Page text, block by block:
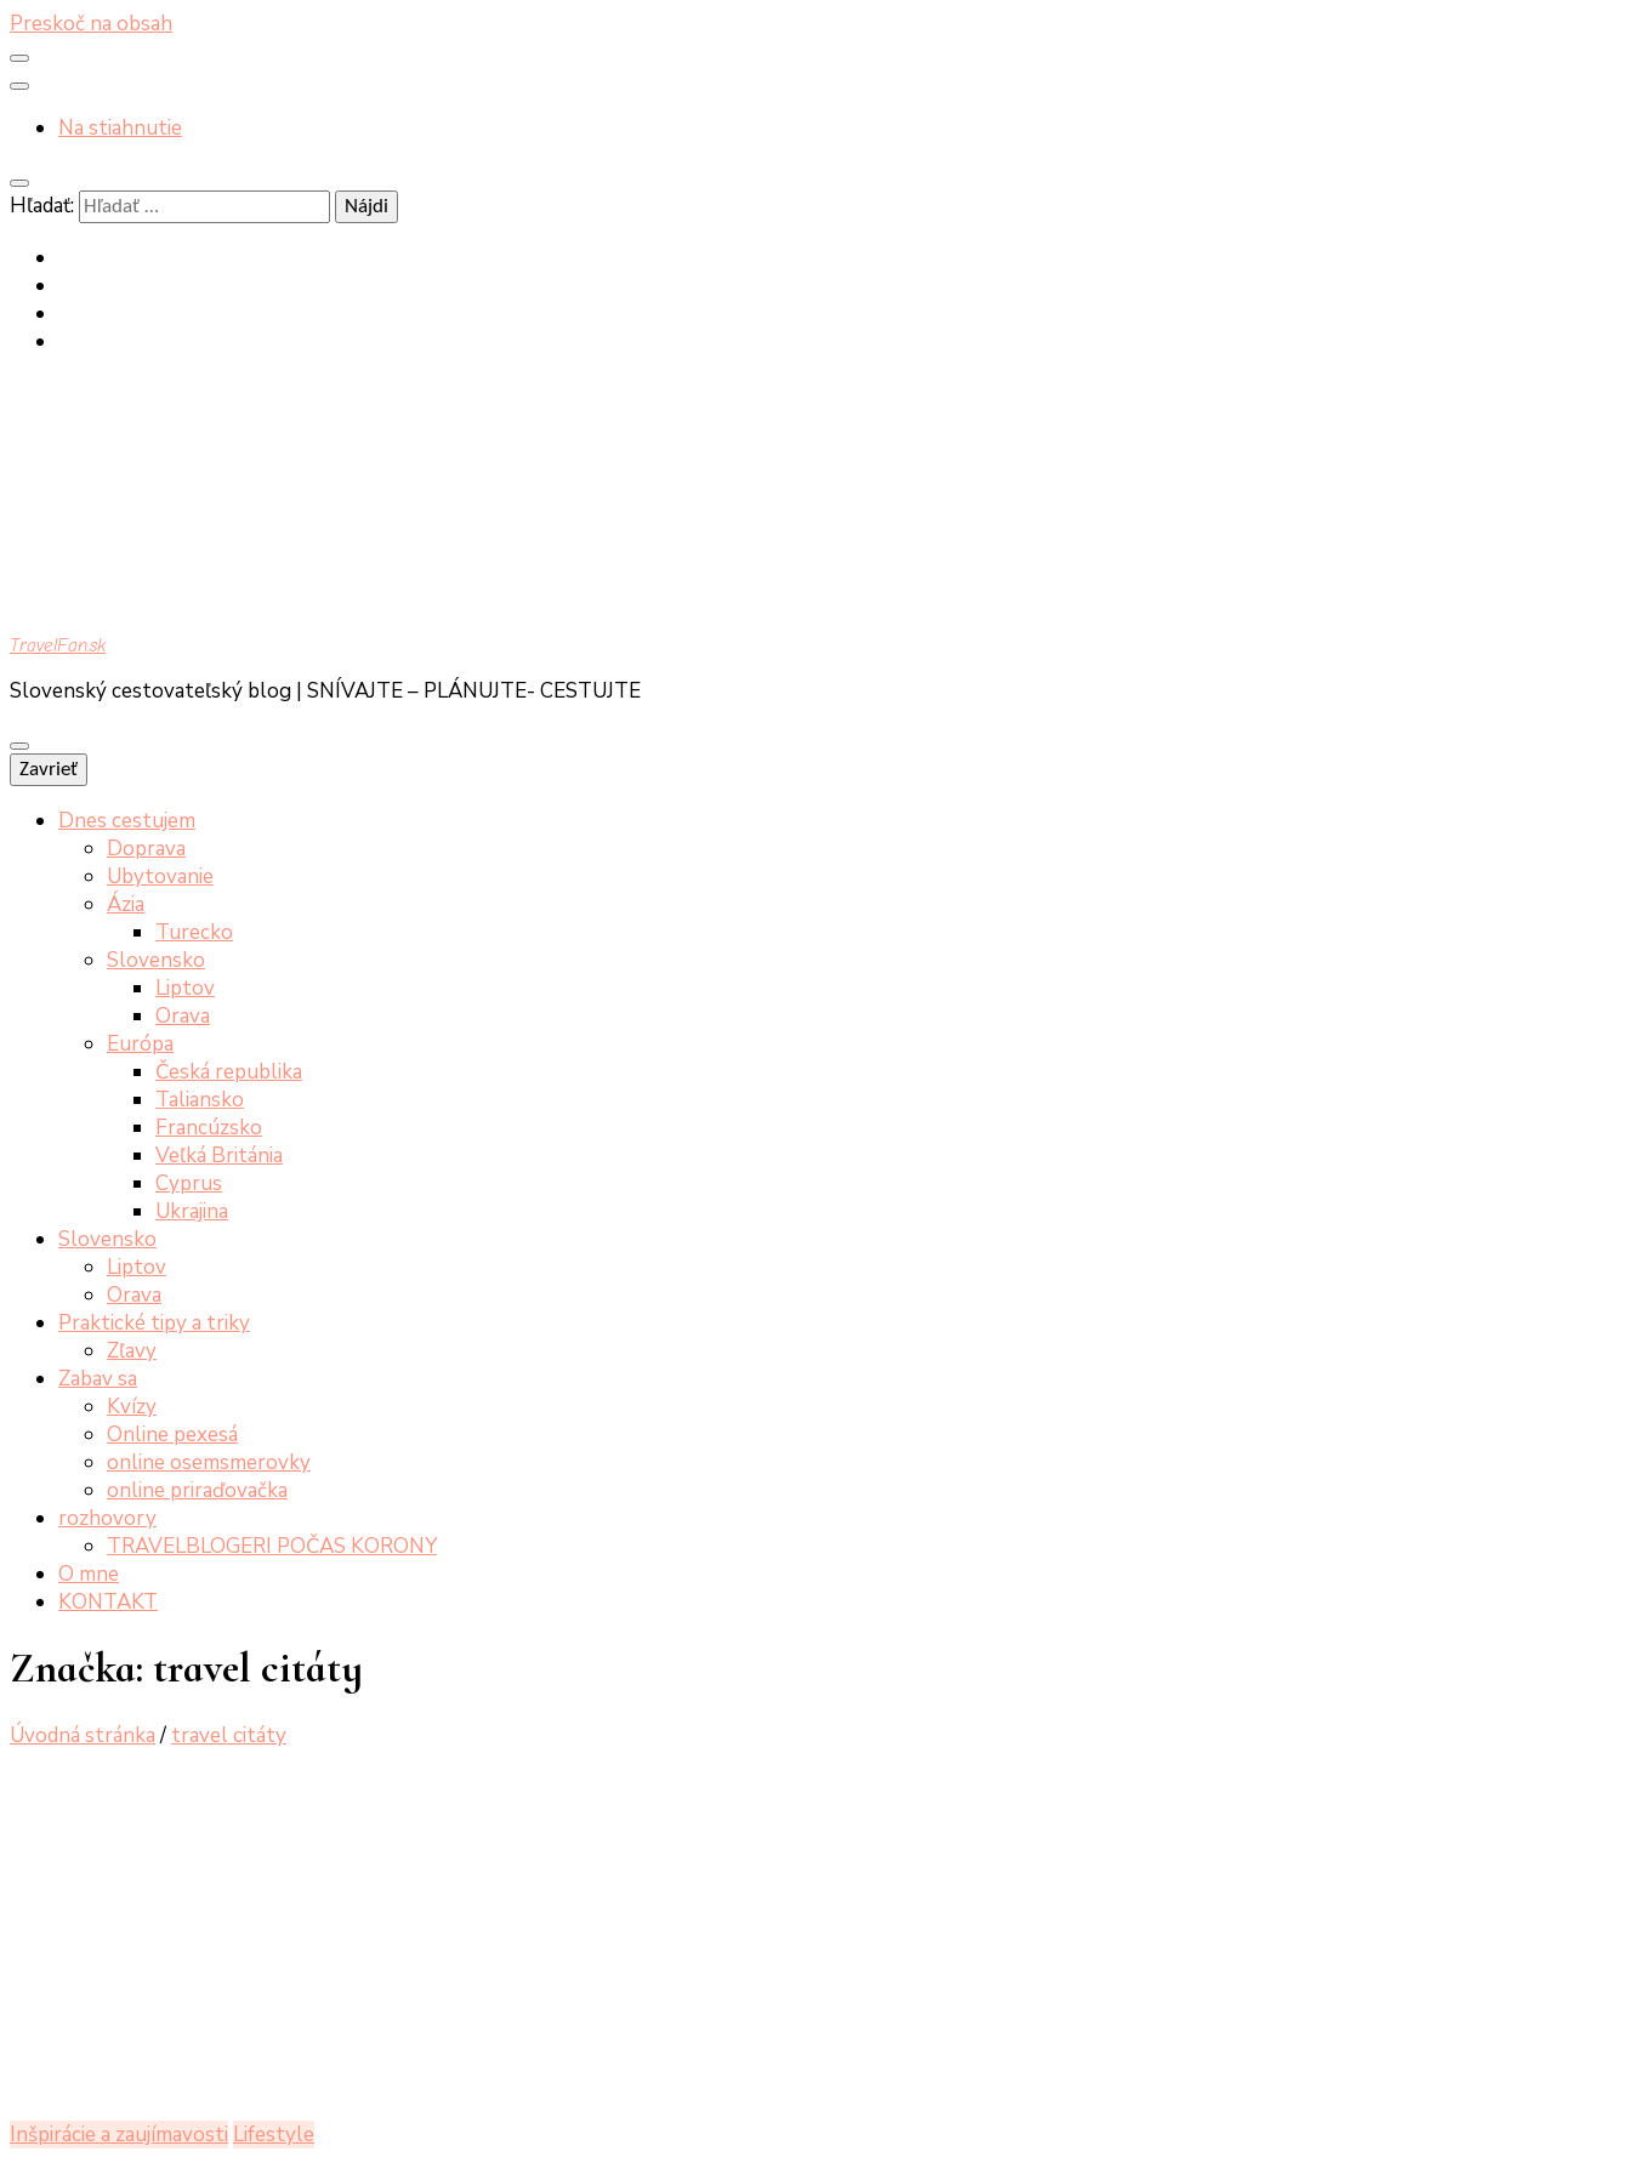
Preskoč na obsah
Na stiahnutie
Hľadať:
TravelFan.sk
Slovenský cestovateľský blog | SNÍVAJTE – PLÁNUJTE- CESTUJTE
Zavrieť
Dnes cestujem
Doprava
Ubytovanie
Ázia
Turecko
Slovensko
Liptov
Orava
Európa
Česká republika
Taliansko
Francúzsko
Veľká Británia
Cyprus
Ukrajina
Slovensko
Liptov
Orava
Praktické tipy a triky
Zľavy
Zabav sa
Kvízy
Online pexesá
online osemsmerovky
online priraďovačka
rozhovory
TRAVELBLOGERI POČAS KORONY
O mne
KONTAKT
Značka: travel citáty
Úvodná stránka / travel citáty
Inšpirácie a zaujímavosti Lifestyle